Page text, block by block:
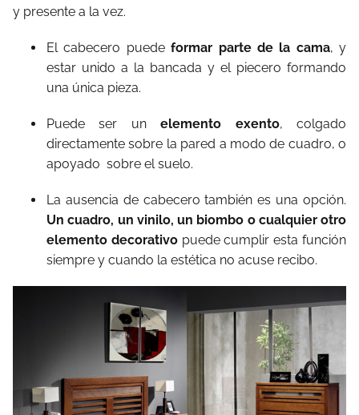
y presente a la vez.
El cabecero puedeformar parte de la cama, y
estar unido a la bancada y el piecero formando
una única pieza.
Puede ser unelemento exento, colgado
directamente sobre la pared a modo de cuadro, o
apoyado sobre el suelo.
La ausencia de cabecero también es una opción.
Un cuadro, un vinilo, un biombo o cualquier otro
elemento decorativopuede cumplir esta función
siempre y cuando la estética no acuse recibo.